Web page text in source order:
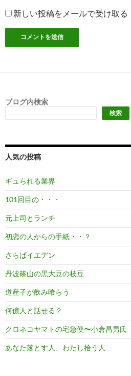
新しい投稿をメールで受け取る
ブログ内検索
検索
人気の投稿
ギュられる業界
101回目の・・・
元上司とランチ
初恋の人からの手紙・・？
さらばイエデン
丹波篠山の黒大豆の枝豆
道産子が飲み喰らう
何億人と話せる？
クロネコヤマトの宅急便〜小倉昌男氏
あなた落とす人、わたし拾う人